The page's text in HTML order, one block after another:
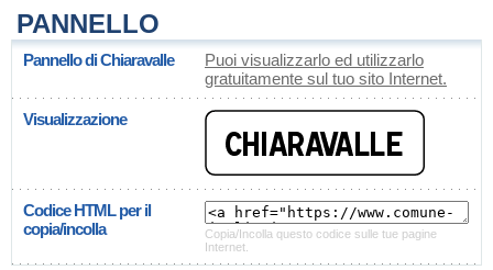
PANNELLO
Pannello di Chiaravalle
Puoi visualizzarlo ed utilizzarlo
gratuitamente sul tuo sito Internet.
Visualizzazione
Codice HTML per il
copia/incolla
Copia/Incolla questo codice sulle tue pagine
Internet.